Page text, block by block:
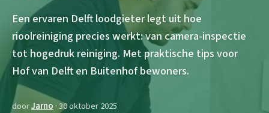
Een ervaren Delft loodgieter legt uit hoe
rioolreiniging precies werkt: van camera-inspectie
tot hogedruk reiniging. Met praktische tips voor
Hof van Delft en Buitenhof bewoners.
doorJarno · 30 oktober 2025